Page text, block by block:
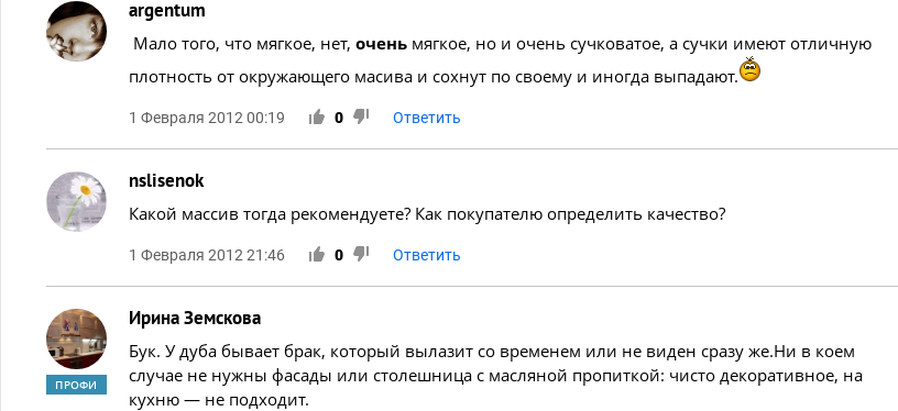
argentum
Мало того, что мягкое, нет, очень мягкое, но и очень сучковатое, а сучки имеют отличную
плотность от окружающего масива и сохнут по своему и иногда выпадают.
1 Февраля 2012 00:19 0 Ответить
nslisenok
Какой массив тогда рекомендуете? Как покупателю определить качество?
1 Февраля 2012 21:46 0 Ответить
ПРОФИ
Ирина Земскова
Бук. У дуба бывает брак, который вылазит со временем или не виден сразу же.Ни в коем
случае не нужны фасады или столешница с масляной пропиткой: чисто декоративное, на
кухню — не подходит.